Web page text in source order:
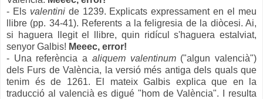
- Els valentini de 1239. Explicats expressament en el meu
llibre (pp. 34-41). Referents a la feligresia de la diòcesi. Ai,
si haguera llegit el llibre, quin ridícul s'haguera estalviat,
senyor Galbis! Meeec, error!
- Una referència a aliquem valentinum ("algun valencià")
dels Furs de València, la versió més antiga dels quals que
tenim és de 1261. El mateix Galbis explica que en la
traducció al valencià es digué "hom de València". I resulta